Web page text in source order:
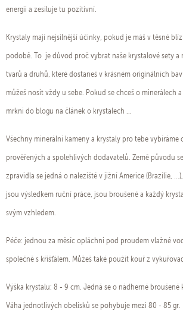
energii a zesiluje tu pozitivní.
Krystaly mají nejsilnější účinky, pokud je máš v těsné
podobě. To je důvod proč vybrat naše krystalové sety a
tvarů a druhů, které dostaneš v krásném originálních
můžeš nosit vždy u sebe. Pokud se chceš o minerálech
mrkni do blogu na článek o krystalech ...
Všechny minerální kameny a krystaly pro tebe vybíráme
prověřených a spolehlivých dodavatelů. Země původu
zpravidla se jedná o naleziště v jižní Americe (Brazílie,
jsou výsledkem ruční práce, jsou broušené a každý
svým vzhledem.
Péče: jednou za měsíc opláchni pod proudem vlažné
společně s křišťálem. Můžeš také použít kouř z
Výška krystalu: 8 - 9 cm. Jedná se o nádherné broušené
Váha jednotlivých obelisků se pohybuje mezi 80 - 85 gr.